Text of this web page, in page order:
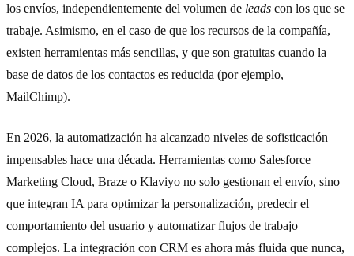
los envíos, independientemente del volumen de leads con los que se
trabaje. Asimismo, en el caso de que los recursos de la compañía,
existen herramientas más sencillas, y que son gratuitas cuando la
base de datos de los contactos es reducida (por ejemplo,
MailChimp).
En 2026, la automatización ha alcanzado niveles de sofisticación
impensables hace una década. Herramientas como Salesforce
Marketing Cloud, Braze o Klaviyo no solo gestionan el envío, sino
que integran IA para optimizar la personalización, predecir el
comportamiento del usuario y automatizar flujos de trabajo
complejos. La integración con CRM es ahora más fluida que nunca,